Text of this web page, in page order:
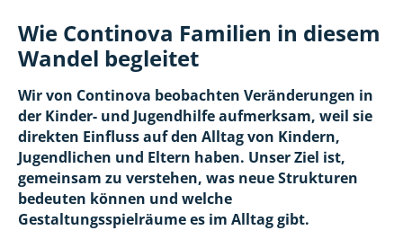
Wie Continova Familien in diesem
Wandel begleitet
Wir von Continova beobachten Veränderungen in
der Kinder- und Jugendhilfe aufmerksam, weil sie
direkten Einfluss auf den Alltag von Kindern,
Jugendlichen und Eltern haben. Unser Ziel ist,
gemeinsam zu verstehen, was neue Strukturen
bedeuten können und welche
Gestaltungsspielräume es im Alltag gibt.